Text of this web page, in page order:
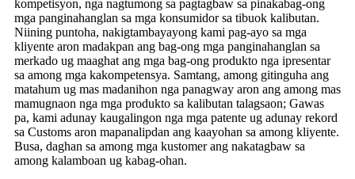
kompetisyon, nga nagtumong sa pagtagbaw sa pinakabag-ong
mga panginahanglan sa mga konsumidor sa tibuok kalibutan.
Niining puntoha, nakigtambayayong kami pag-ayo sa mga
kliyente aron madakpan ang bag-ong mga panginahanglan sa
merkado ug maaghat ang mga bag-ong produkto nga ipresentar
sa among mga kakompetensya. Samtang, among gitinguha ang
matahum ug mas madanihon nga panagway aron ang among mas
mamugnaon nga mga produkto sa kalibutan talagsaon; Gawas
pa, kami adunay kaugalingon nga mga patente ug adunay rekord
sa Customs aron mapanalipdan ang kaayohan sa among kliyente.
Busa, daghan sa among mga kustomer ang nakatagbaw sa
among kalamboan ug kabag-ohan.